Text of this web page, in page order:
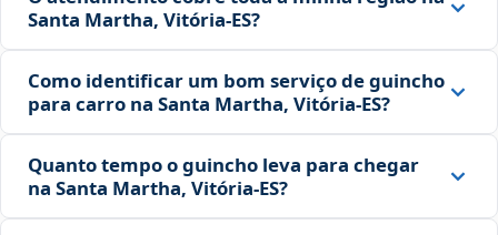
Santa Martha, Vitória‑ES?
Como identificar um bom serviço de guincho
para carro na Santa Martha, Vitória‑ES?
Quanto tempo o guincho leva para chegar
na Santa Martha, Vitória‑ES?